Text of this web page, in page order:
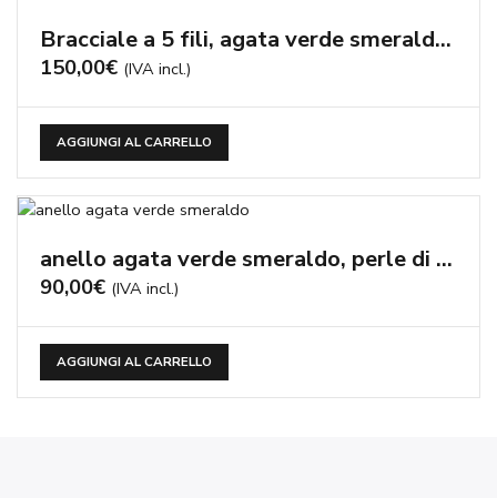
Bracciale a 5 fili, agata verde smeraldo, citrino e ghiaccio – cod:BR0611
150,00€ (IVA incl.)
AGGIUNGI AL CARRELLO
anello agata verde smeraldo, perle di fiume – cod:AN268
90,00€ (IVA incl.)
AGGIUNGI AL CARRELLO